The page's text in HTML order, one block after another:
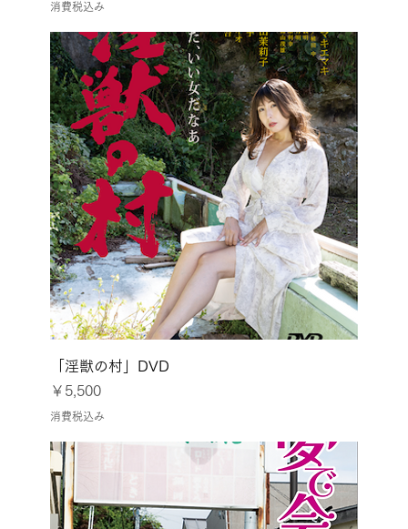
消費税込み
「淫獣の村」DVD
価格
￥5,500
消費税込み